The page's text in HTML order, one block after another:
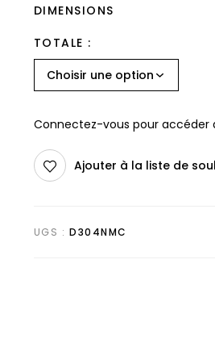
DIMENSIONS
TOTALE
Connectez-vous pour accéder
Ajouter à la liste de
UGS : D304NMC